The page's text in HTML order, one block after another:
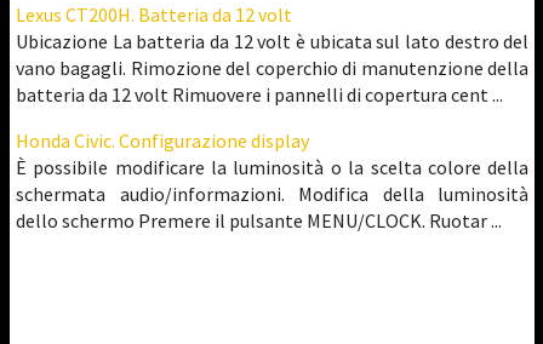
Lexus CT200H. Batteria da 12 volt
Ubicazione La batteria da 12 volt è ubicata sul lato destro del
vano bagagli. Rimozione del coperchio di manutenzione della
batteria da 12 volt Rimuovere i pannelli di copertura cent ...
Honda Civic. Configurazione display
È possibile modificare la luminosità o la scelta colore della
schermata audio/informazioni. Modifica della luminosità
dello schermo Premere il pulsante MENU/CLOCK. Ruotar ...